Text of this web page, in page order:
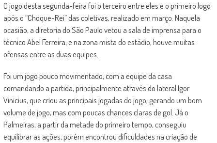
O jogo desta segunda-feira foi o terceiro entre eles e o primeiro logo
após o “Choque-Rei” das coletivas, realizado em março. Naquela
ocasião, a diretoria do São Paulo vetou a sala de imprensa para o
técnico Abel Ferreira, e na zona mista do estádio, houve muitas
ofensas entre as duas equipes.
Foi um jogo pouco movimentado, com a equipe da casa
comandando a partida, principalmente através do lateral Igor
Vinicius, que criou as principais jogadas do jogo, gerando um bom
volume de jogo, mas com poucas chances claras de gol. Já o
Palmeiras, a partir da metade do primeiro tempo, conseguiu
equilibrar as ações, porém encontrou dificuldades na criação de